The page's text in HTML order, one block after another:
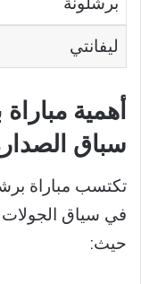
ليفانتي
أهمية
سباق
تكتسب مباراة
حيث: